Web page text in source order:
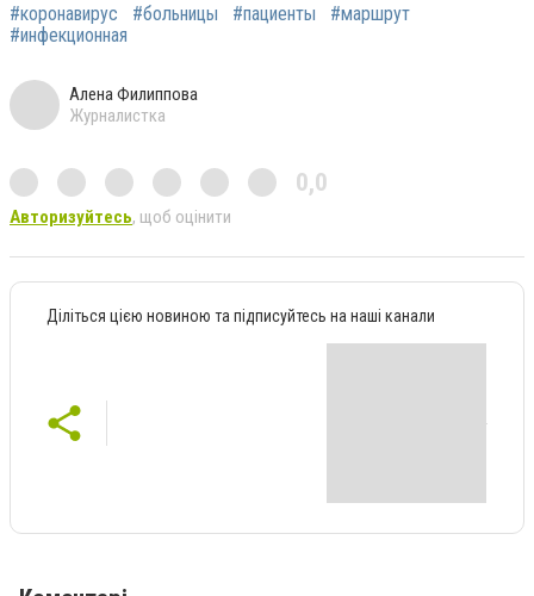
#коронавирус #больницы #пациенты
#маршрут
#инфекционная
Алена Филиппова
Журналистка
0,0
Авторизуйтесь, щоб оцінити
Діліться цією новиною та підписуйтесь на наші канали